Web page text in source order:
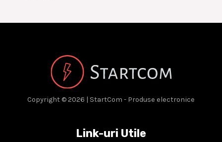
Copyright © 2026 | StartCom - Produse electronice
Link-uri Utile